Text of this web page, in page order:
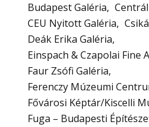
Budapest Galéria
CEU Nyitott Galéria
Deák Erika Galéria
Einspach & Czapolai Fine
Faur Zsófi Galéria
Ferenczy Múzeumi
Fővárosi Képtár/Kiscelli
Fuga – Budapesti